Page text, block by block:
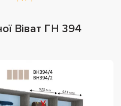
Віват ГН 394